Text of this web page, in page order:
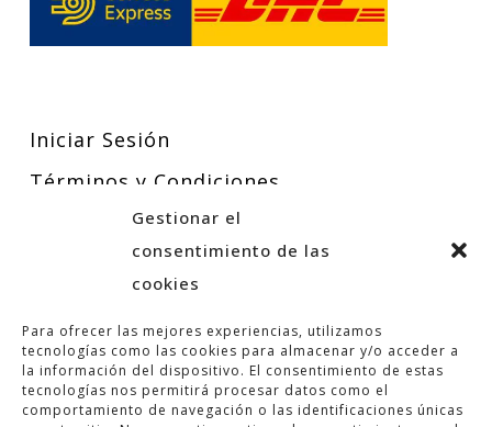
Gestionar el
consentimiento de las
cookies
Para ofrecer las mejores experiencias, utilizamos
tecnologías como las cookies para almacenar y/o acceder a
la información del dispositivo. El consentimiento de estas
tecnologías nos permitirá procesar datos como el
comportamiento de navegación o las identificaciones únicas
Iniciar Sesión
Términos y Condiciones
Política de Privacidad
Política de Cookies